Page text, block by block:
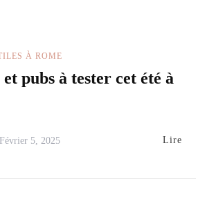
À ROME
pubs à tester cet été à
Février 5, 2025 Lire